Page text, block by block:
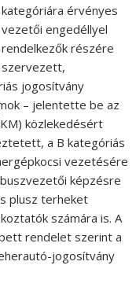
kategóriára érvényes
vezetői engedéllyel
rendelkezők részére
szervezett,
jogosítvány
– jelentette be az
közlekedésért
a B kategóriás
vezetésére
képzésre
plusz terheket
számára is. A
rendelet szerint a
jogosítvány